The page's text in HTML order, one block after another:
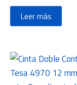
Leer más